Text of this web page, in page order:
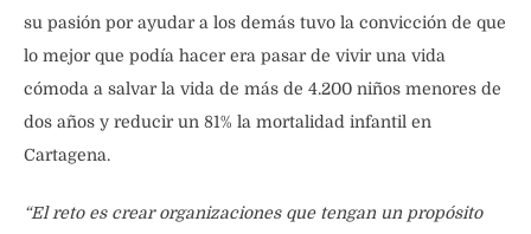
su pasión por ayudar a los demás tuvo la convicción de que
lo mejor que podía hacer era pasar de vivir una vida
cómoda a salvar la vida de más de 4.200 niños menores de
dos años y reducir un 81% la mortalidad infantil en
Cartagena.
“El reto es crear organizaciones que tengan un propósito